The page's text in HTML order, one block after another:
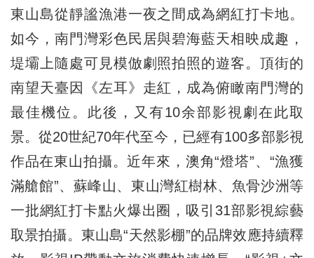
東山島從靜謐漁港一夜之間成為網紅打卡地。
如今，南門灣彩色民居與碧海藍天相映成趣，
堤壩上隨處可見模倣劇照拍照的遊客。頂街的
南望天臺因《左耳》走紅，成為俯瞰南門灣的
最佳機位。此後，又有10余部影視劇在此取
景。從20世紀70年代至今，已經有100多部影視
作品在東山拍攝。近年來，澳角“燈塔”、“漁獲
滿艙館”、蘇峰山、東山灣紅樹林、魚骨沙洲等
一批網紅打卡點火爆出圈，吸引31部影視綜藝
取景拍攝。東山島“天然影棚”的品牌效應持續釋